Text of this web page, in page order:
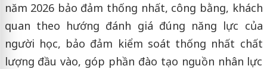
năm 2026 bảo đảm thống nhất, công bằng, khách
quan theo hướng đánh giá đúng năng lực của
người học, bảo đảm kiểm soát thống nhất chất
lượng đầu vào, góp phần đào tạo nguồn nhân lực